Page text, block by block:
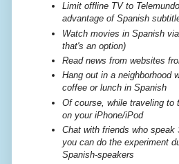
Limit offline TV to
advantage of Spanish
Watch movies in Spanish
that's an option)
Read news from websites
Hang out in a neighborhood
coffee or lunch in Spanish
Of course, while traveling to
on your iPhone/iPod
Chat with friends who speak
you can do the experiment
Spanish-speakers